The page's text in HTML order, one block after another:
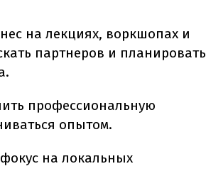
на лекциях, воркшопах и
партнеров и планировать
профессиональную
опытом.
на локальных